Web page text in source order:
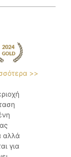
>>
αλλά
για